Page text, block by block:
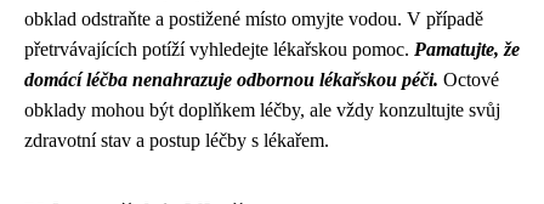
obklad odstraňte a postižené místo omyjte vodou. V případě
přetrvávajících potíží vyhledejte lékařskou pomoc. Pamatujte, že
domácí léčba nenahrazuje odbornou lékařskou péči. Octové
obklady mohou být doplňkem léčby, ale vždy konzultujte svůj
zdravotní stav a postup léčby s lékařem.